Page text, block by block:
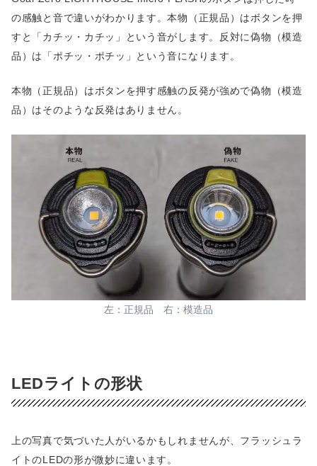
の感触と音で違いがわかります。本物（正規品）はボタンを押
すと「カチッ・カチッ」という音がします。反対に偽物（模造
品）は「ポチッ・ポチッ」という音になります。
本物（正規品）はボタンを押す感触の反発が強めで偽物（模造
品）はそのような反発はありません。
左：正規品 右：模造品
LEDライトの形状
上の写真で気づいた人がいるかもしれませんが、フラッシュラ
イトのLEDの形が微妙に違います。